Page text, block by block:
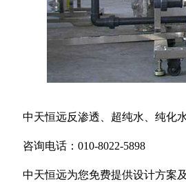
中天恒远反渗透、超纯水、纯化水
咨询电话：010-8022-5898
中天恒远为您免费提供设计方案